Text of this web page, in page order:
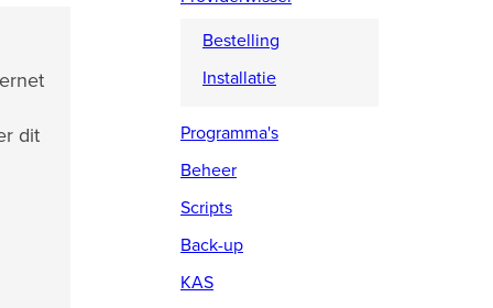
dit
Bestelling
Installatie
Programma's
Beheer
Scripts
Back-up
KAS